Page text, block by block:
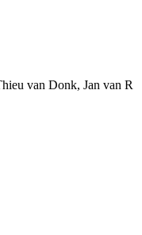
van Donk, Jan van R